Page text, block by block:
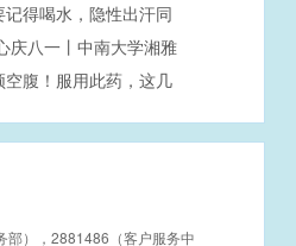
得喝水，隐性出汗同
庆八一丨中南大学湘雅
展军警民党建共建联
空腹！服用此药，这几
），2881486（客户服务中